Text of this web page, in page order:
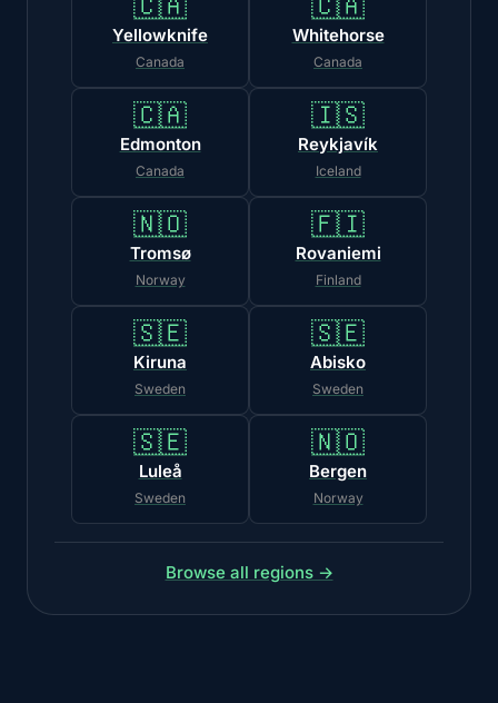
Yellowknife
Canada
Whitehorse
Canada
🇨🇦
Edmonton
Canada
🇮🇸
Reykjavík
Iceland
🇳🇴
Tromsø
Norway
🇫🇮
Rovaniemi
Finland
🇸🇪
Kiruna
Sweden
🇸🇪
Abisko
Sweden
🇸🇪
Luleå
Sweden
🇳🇴
Bergen
Norway
Browse all regions →